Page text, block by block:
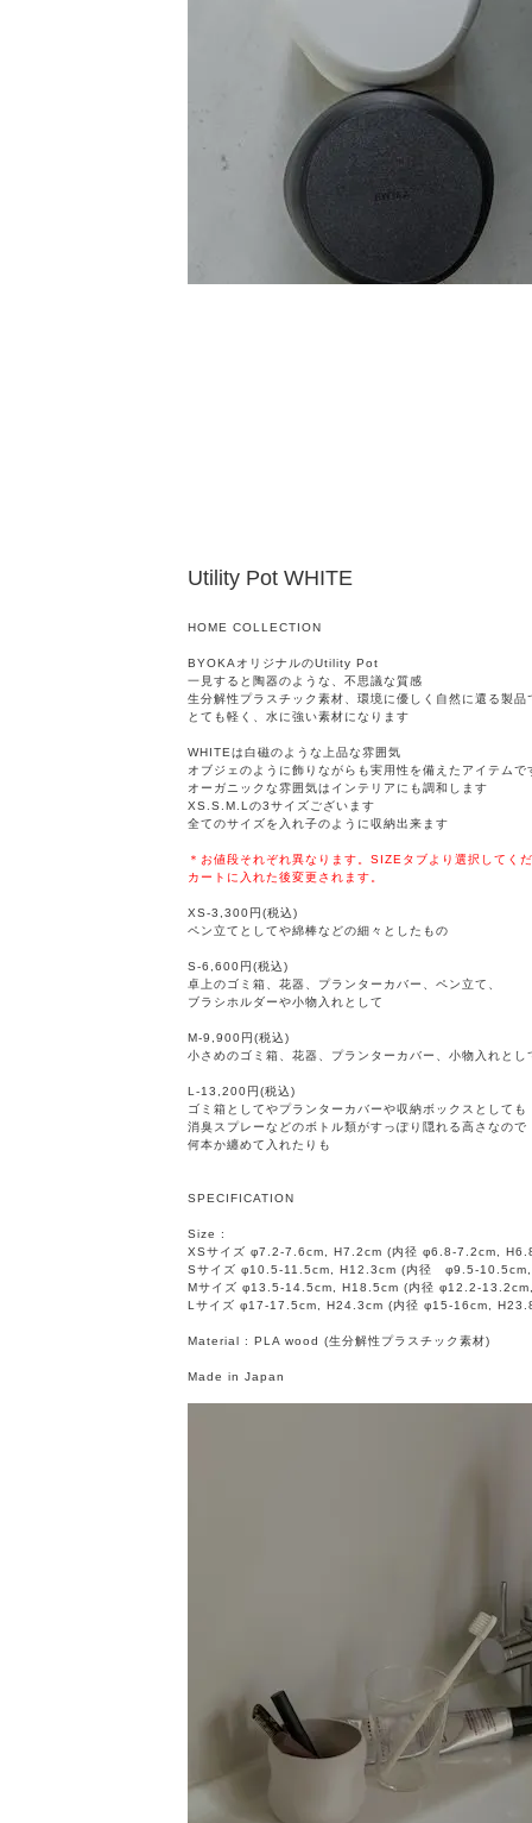
Utility Pot WHITE
HOME COLLECTION
BYOKAオリジナルのUtility Pot
一見すると陶器のような、不思議な質感
生分解性プラスチック素材、環境に優しく自然に還る製品
とても軽く、水に強い素材になります
WHITEは白磁のような上品な雰囲気
オブジェのように飾りながらも実用性を備えたアイテムで
オーガニックな雰囲気はインテリアにも調和します
XS.S.M.Lの3サイズございます
全てのサイズを入れ子のように収納出来ます
＊お値段それぞれ異なります。SIZEタブより選択してく
カートに入れた後変更されます。
XS-3,300円(税込)
ペン立てとしてや綿棒などの細々としたもの
S-6,600円(税込)
卓上のゴミ箱、花器、プランターカバー、ペン立て、
ブラシホルダーや小物入れとして
M-9,900円(税込)
小さめのゴミ箱、花器、プランターカバー、小物入れとし
L-13,200円(税込)
ゴミ箱としてやプランターカバーや収納ボックスとしても
消臭スプレーなどのボトル類がすっぽり隠れる高さなので
何本か纏めて入れたりも
SPECIFICATION
Size :
XSサイズ φ7.2-7.6cm, H7.2cm (内径 φ6.8-7.2cm,
Sサイズ φ10.5-11.5cm, H12.3cm (内径 φ9.5-
Mサイズ φ13.5-14.5cm, H18.5cm (内径 φ12.2-
Lサイズ φ17-17.5cm, H24.3cm (内径 φ15-16cm,
Material : PLA wood (生分解性プラスチック素材)
Made in Japan